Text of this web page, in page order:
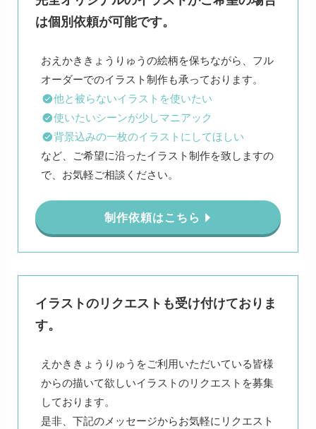
は個別依頼が可能です。
おえかききょうりゅうの絵柄を保ちながら、フル
他と被らないイラストを使いたい
使いたいシーンが少しマニアック
背景込みの一枚のイラストにしてほしい
など、ご希望に沿ったイラスト制作を致しますの
で、お気軽ご相談ください。
制作依頼はこちら
イラストのリクエストも受け付けておりま
す。
えかききょうりゅうをご利用いただいている皆様
からの描いて欲しいイラストのリクエストを募集
しております。
是非、下記のメッセージからお気軽にリクエスト